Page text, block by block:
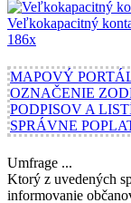
Veľkokapacitný
186x
MAPOVÝ
OZNAČENIE
PODPISOV A
SPRÁVNE
Umfrage ...
Ktorý z uvedených
informovanie